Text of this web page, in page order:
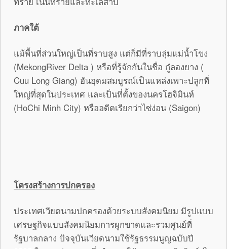
ภาคใต้
แม้พื้นที่ส่วนใหญ่เป็นที่ราบสูง แต่ก็มีที่ราบลุ่มแม่น้ำโขง
(MekongRiver Delta ) หรือที่รู้จักกันในชื่อ กู๋ลองยาง (
Cuu Long Giang) อันอุดมสมบูรณ์เป็นแหล่งเพาะปลูกที่
ใหญ่ที่สุดในประเทศ และเป็นที่ตั้งของนครโฮจิมินห์
(HoChi Minh City) หรืออดีตเรียกว่าไซ่ง่อน (Saigon)
โครงสร้างการปกครอง
ประเทศเวียดนามปกครองด้วยระบบสังคมนิยม มีรูปแบบ
เศรษฐกิจแบบสังคมนิยมการผูกขาดและรวมศูนย์ที่
รัฐบาลกลาง ปัจจุบันเวียดนามใช้รัฐธรรมนูญฉบับปี